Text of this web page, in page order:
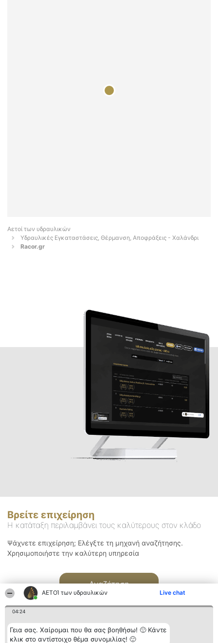
ΑΕΤΟΊ των υδραυλικών Live chat
04:24
Γεια σας. Χαίρομαι που θα σας βοηθήσω! 🙂 Κάντε
κλικ στο αντίστοιχο θέμα συνομιλίας! 🙂
Αετοί των υδραυλικών
Υδραυλικές Εγκαταστάσεις, Θέρμανση, Αποφράξεις - Χαλάνδρι
Racor.gr
Βρείτε επιχείρηση
Η κατάταξη περιλαμβάνει τους καλύτερους στον κλάδο
Ψάχνετε επιχείρηση; Ελέγξτε τη μηχανή αναζήτησης.
Χρησιμοποιήστε την καλύτερη υπηρεσία
Αναζήτηση